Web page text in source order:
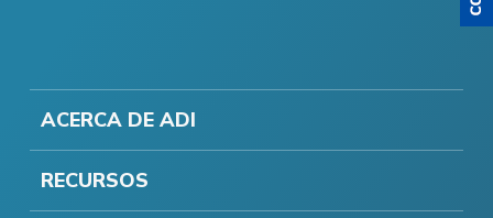
ACERCA DE ADI
RECURSOS